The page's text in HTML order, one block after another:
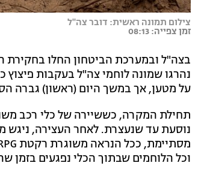
צילום תמונה ראשית: דובר צה"ל
זמן צפייה: 08:13
בצה"ל ובמערכת הביטחון החלו
נהרגו שמונה לוחמי צה"ל בעקבות
על מטען, אך במשך היום (ראשון) גברה
תחילת המקרה, כששיירה של כלי רכב
נוסעת עד שנעצרת. לאחר העצירה,
וכל הלוחמים שבתוך הכלי נפגעים בזמן